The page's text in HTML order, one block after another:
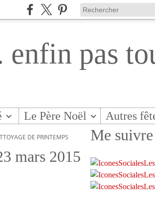
pas
Le Père Noël Autres
DE PRINTEMPS
mars 2015
Me suivre